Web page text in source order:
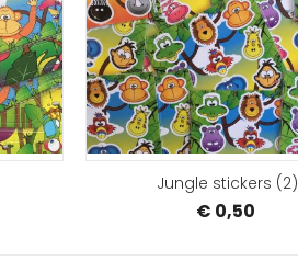
BESTELLEN
Jungle stickers (2)
€ 0,50